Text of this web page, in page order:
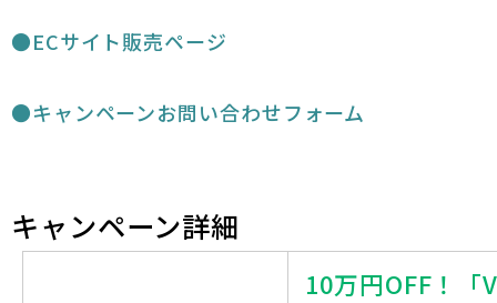
●ECサイト販売ページ
●キャンペーンお問い合わせフォーム
キャンペーン詳細
10万円OFF！「